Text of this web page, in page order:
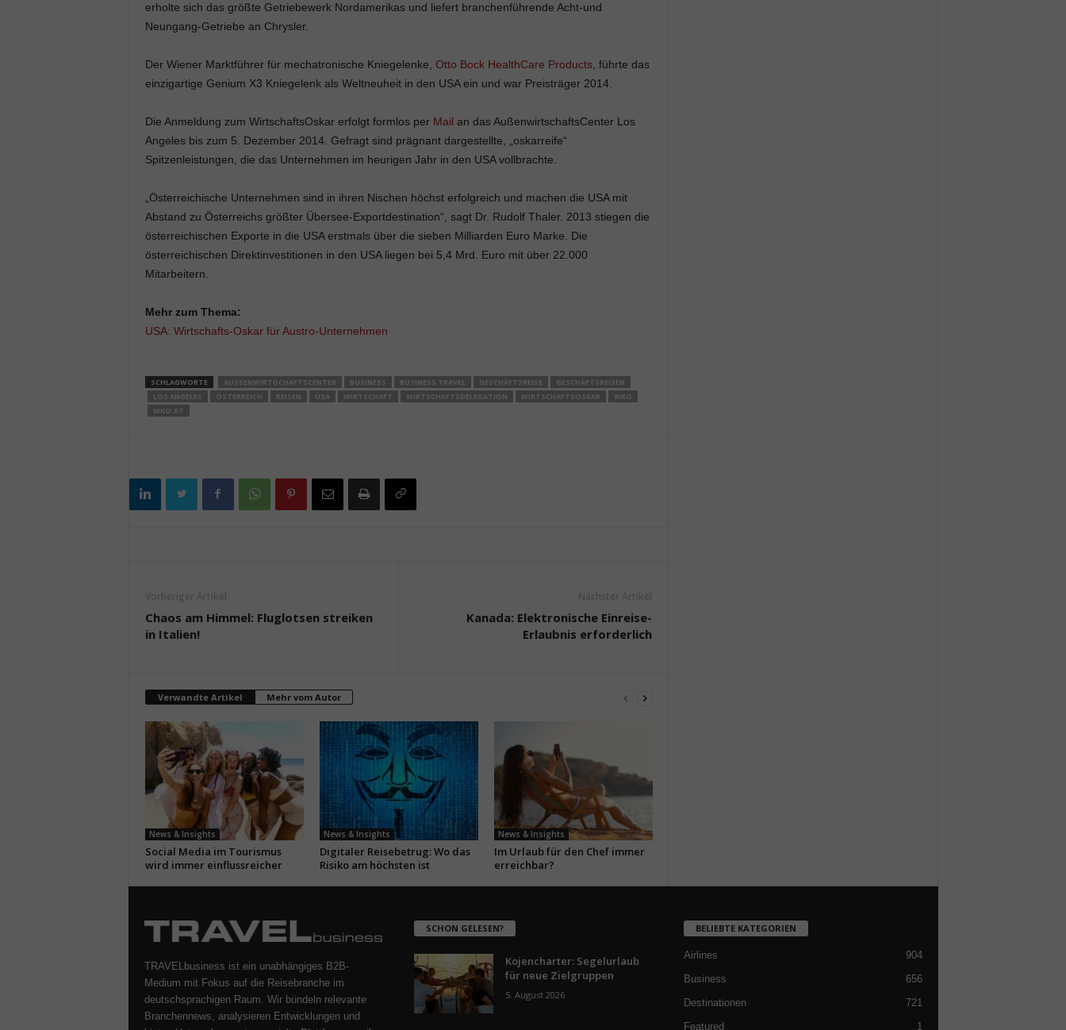
erholte sich das größte Getriebewerk Nordamerikas und liefert branchenführende Acht-und
Neungang-Getriebe an Chrysler.
Der Wiener Marktführer für mechatronische Kniegelenke, Otto Bock HealthCare Products, führte das
einzigartige Genium X3 Kniegelenk als Weltneuheit in den USA ein und war Preisträger 2014.
Die Anmeldung zum WirtschaftsOskar erfolgt formlos per Mail an das AußenwirtschaftsCenter Los
Angeles bis zum 5. Dezember 2014. Gefragt sind prägnant dargestellte, „oskarreife“
Spitzenleistungen, die das Unternehmen im heurigen Jahr in den USA vollbrachte.
„Österreichische Unternehmen sind in ihren Nischen höchst erfolgreich und machen die USA mit
Abstand zu Österreichs größter Übersee-Exportdestination“, sagt Dr. Rudolf Thaler. 2013 stiegen die
österreichischen Exporte in die USA erstmals über die sieben Milliarden Euro Marke. Die
österreichischen Direktinvestitionen in den USA liegen bei 5,4 Mrd. Euro mit über 22.000
Mitarbeitern.
Mehr zum Thema:
USA: Wirtschafts-Oskar für Austro-Unternehmen
SCHLAGWORTE AUSSENWIRTDCHAFTSCENTER BUSINESS BUSINESS TRAVEL GESCHÄFTSREISE
GESCHÄFTSREISEN
LOS ANGELES
ÖSTERREICH REISEN USA WIRTSCHAFT WIRTSCHAFTSDELEGATION WIRTSCHAFTSOSKAR
WKO
WKO.AT
Chaos am Himmel: Fluglotsen streiken
in Italien!
Kanada: Elektronische Einreise-
Erlaubnis erforderlich
Verwandte Artikel Mehr vom Autor
News & Insights
Social Media im Tourismus
wird immer einflussreicher
News & Insights
Digitaler Reisebetrug: Wo das
Risiko am höchsten ist
News & Insights
Im Urlaub für den Chef immer
erreichbar?
TRAVELbusiness ist ein unabhängiges B2B-
Medium mit Fokus auf die Reisebranche im
deutschsprachigen Raum. Wir bündeln relevante
Branchennews, analysieren Entwicklungen und
SCHON GELESEN?
Kojencharter: Segelurlaub
für neue Zielgruppen
5. August 2026
BELIEBTE KATEGORIEN
Airlines
904
Business
656
Destinationen
721
Featured
1